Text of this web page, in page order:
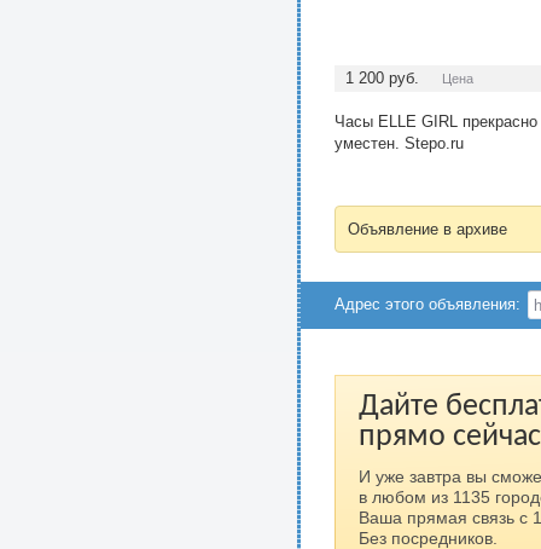
1 200 руб. Цена
Часы ELLE GIRL
уместен. Stepo.ru
Объявление в архиве
Адрес этого объявления:
Дайте
прямо
И уже завтра вы
в любом из 1135
Ваша прямая связь с
Без посредников.